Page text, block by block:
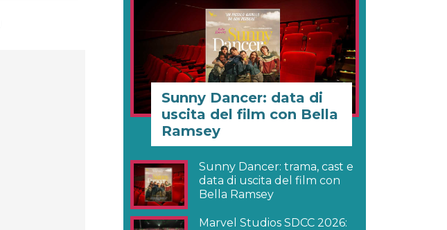
Sunny Dancer: data di
uscita del film con Bella
Ramsey
Sunny Dancer: trama, cast e
data di uscita del film con
Bella Ramsey
Marvel Studios SDCC 2026: